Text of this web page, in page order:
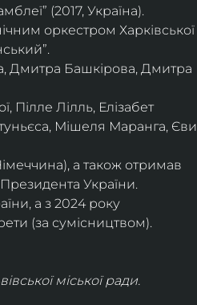
(2017, Україна).
оркестром Харківської
Дмитра Башкірова, Дмитра
Пілле Лілль, Елізабет
Мішеля Маранга, Єви
а також отримав
України.
а з 2024 року
(за сумісництвом).
міської ради.